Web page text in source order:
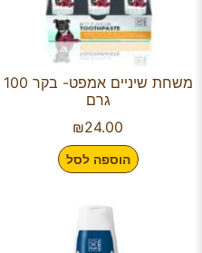
משחת שיניים אמפט- בקר 100
גרם
₪24.00
הוספה לסל